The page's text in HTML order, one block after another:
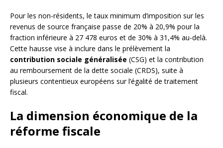
Pour les non-résidents, le taux minimum d’imposition sur les
revenus de source française passe de 20% à 20,9% pour la
fraction inférieure à 27 478 euros et de 30% à 31,4% au-delà.
Cette hausse vise à inclure dans le prélèvement la
contribution sociale généralisée (CSG) et la contribution
au remboursement de la dette sociale (CRDS), suite à
plusieurs contentieux européens sur l’égalité de traitement
fiscal.
La dimension économique de la
réforme fiscale